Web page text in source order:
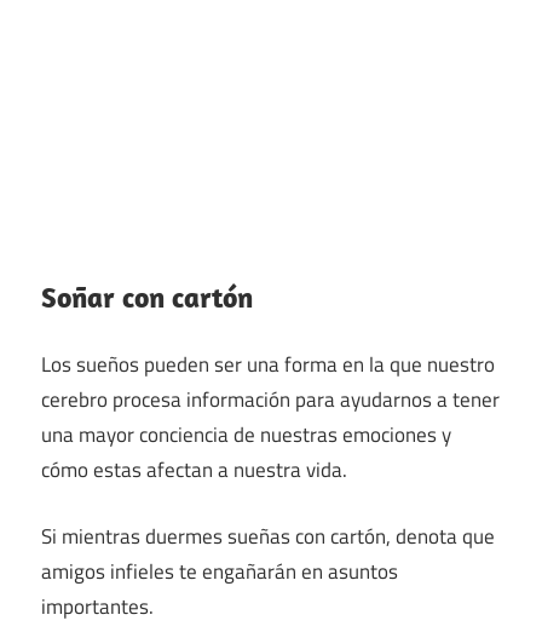
Soñar con cartón
Los sueños pueden ser una forma en la que nuestro
cerebro procesa información para ayudarnos a tener
una mayor conciencia de nuestras emociones y
cómo estas afectan a nuestra vida.
Si mientras duermes sueñas con cartón, denota que
amigos infieles te engañarán en asuntos
importantes.